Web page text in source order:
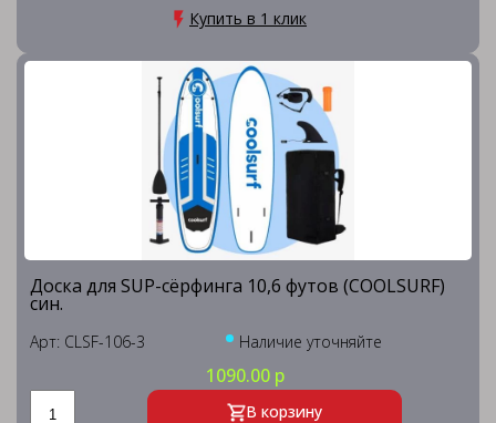
Купить в 1 клик
Доска для SUP-сёрфинга 10,6 футов (COOLSURF)
син.
Арт: CLSF-106-3 Наличие уточняйте
1090.00 р
В корзину